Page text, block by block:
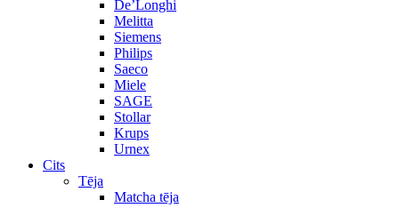
De’Longhi
Melitta
Siemens
Philips
Saeco
Miele
SAGE
Stollar
Krups
Urnex
Cits
Tēja
Matcha tēja